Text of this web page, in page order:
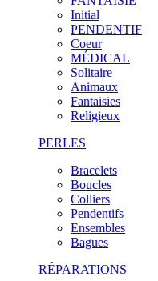
Initial
PENDENTIF
Coeur
MÉDICAL
Solitaire
Animaux
Fantaisies
Religieux
PERLES
Bracelets
Boucles
Colliers
Pendentifs
Ensembles
Bagues
RÉPARATIONS